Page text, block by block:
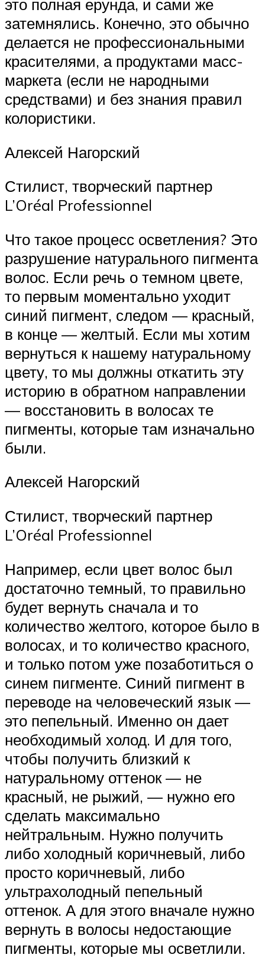
это полная ерунда, и сами же
затемнялись. Конечно, это обычно
делается не профессиональными
красителями, а продуктами масс-
маркета (если не народными
средствами) и без знания правил
колористики.
Алексей Нагорский
Стилист, творческий партнер
L’Oréal Professionnel
Что такое процесс осветления? Это
разрушение натурального пигмента
волос. Если речь о темном цвете,
то первым моментально уходит
синий пигмент, следом — красный,
в конце — желтый. Если мы хотим
вернуться к нашему натуральному
цвету, то мы должны откатить эту
историю в обратном направлении
— восстановить в волосах те
пигменты, которые там изначально
были.
Алексей Нагорский
Стилист, творческий партнер
L’Oréal Professionnel
Например, если цвет волос был
достаточно темный, то правильно
будет вернуть сначала и то
количество желтого, которое было в
волосах, и то количество красного,
и только потом уже позаботиться о
синем пигменте. Синий пигмент в
переводе на человеческий язык —
это пепельный. Именно он дает
необходимый холод. И для того,
чтобы получить близкий к
натуральному оттенок — не
красный, не рыжий, — нужно его
сделать максимально
нейтральным. Нужно получить
либо холодный коричневый, либо
просто коричневый, либо
ультрахолодный пепельный
оттенок. А для этого вначале нужно
вернуть в волосы недостающие
пигменты, которые мы осветлили.